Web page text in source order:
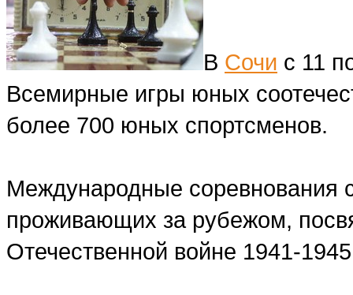
В Сочи с 11
Всемирные игры юных
более 700 юных спортсменов.
Международные соревнования
проживающих за рубежом,
Отечественной войне 1941-